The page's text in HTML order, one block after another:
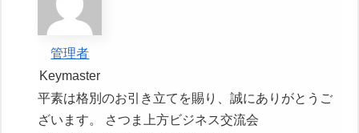
管理者
Keymaster
平素は格別のお引き立てを賜り、誠にありがとうご
ざいます。 さつま上方ビジネス交流会